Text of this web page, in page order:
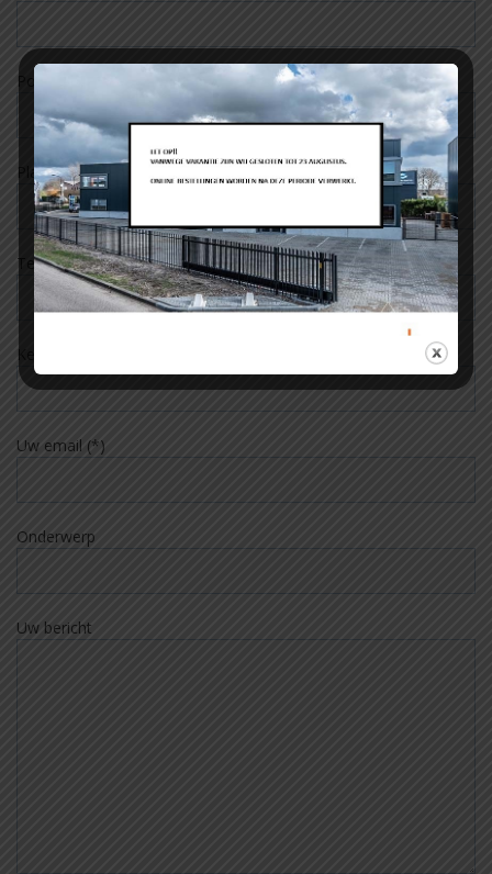
Plaats
Tel.
Uw email (*)
Onderwerp
Uw bericht